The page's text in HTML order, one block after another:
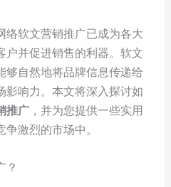
络软文营销推广已成为各大
户并促进销售的利器。软文
够自然地将品牌信息传递给
影响力。本文将深入探讨如
推广 ，并为您提供一些实用
激烈的市场中。
？